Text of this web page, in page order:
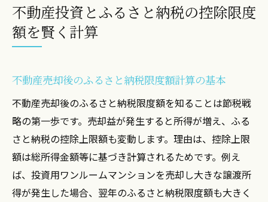
不動産投資とふるさと納税の控除限度
額を賢く計算
不動産売却後のふるさと納税限度額計算の基本
不動産売却後のふるさと納税限度額を知ることは節税戦
略の第一歩です。売却益が発生すると所得が増え、ふる
さと納税の控除上限額も変動します。理由は、控除上限
額は総所得金額等に基づき計算されるためです。例え
ば、投資用ワンルームマンションを売却し大きな譲渡所
得が発生した場合、翌年のふるさと納税限度額も大きく